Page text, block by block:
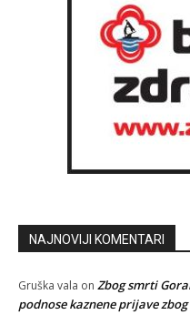
NAJNOVIJI KOMENTARI
Gruška vala on Zbog smrti
podnose kaznene prijave